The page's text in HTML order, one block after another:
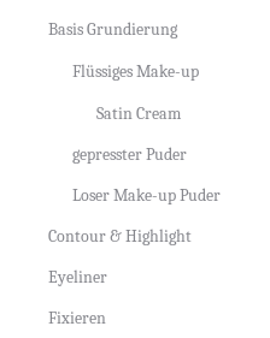
Basis Grundierung
Flüssiges Make-up
Satin Cream
gepresster Puder
Loser Make-up Puder
Contour & Highlight
Eyeliner
Fixieren